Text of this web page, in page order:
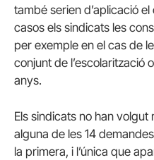
també serien d’aplicació
casos els sindicats les
per exemple en el cas de
conjunt de l’escolarització
anys.
Els sindicats no han
alguna de les 14
la primera, i l’única que